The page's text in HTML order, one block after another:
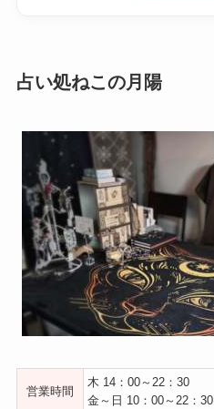
占い処ねこの月陽
営業時間
木 14：00～22：30
金～日 10：00～22：30